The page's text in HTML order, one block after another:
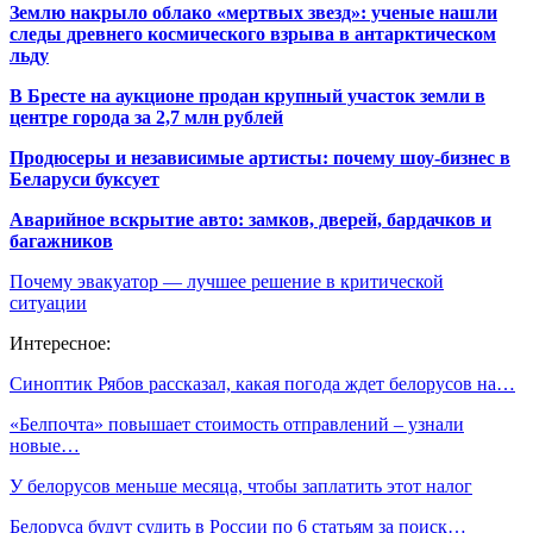
Землю накрыло облако «мертвых звезд»: ученые нашли
следы древнего космического взрыва в антарктическом
льду
В Бресте на аукционе продан крупный участок земли в
центре города за 2,7 млн рублей
Продюсеры и независимые артисты: почему шоу-бизнес в
Беларуси буксует
Аварийное вскрытие авто: замков, дверей, бардачков и
багажников
Почему эвакуатор — лучшее решение в критической
ситуации
Интересное:
Синоптик Рябов рассказал, какая погода ждет белорусов на…
«Белпочта» повышает стоимость отправлений – узнали
новые…
У белорусов меньше месяца, чтобы заплатить этот налог
Белоруса будут судить в России по 6 статьям за поиск…